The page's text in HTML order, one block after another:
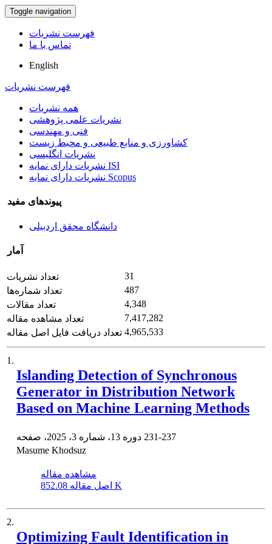
Toggle navigation
فهرست نشریات
تماس با ما
English
فهرست نشریات
همه نشریات
نشریات علمی پژوهشی
فنی و مهندسی
کشاورزی و منابع طبیعی و محیط زیست
نشریات انگلیسی
نشریات دارای نمایه ISI
نشریات دارای نمایه Scopus
پیوندهای مفید
دانشگاه محقق اردبیلی
آمار
تعداد نشریات
31
تعداد شماره‌ها
487
تعداد مقالات
4,348
تعداد مشاهده مقاله
7,417,282
تعداد دریافت فایل اصل مقاله 4,965,533
1.
Islanding Detection of Synchronous
Generator in Distribution Network
Based on Machine Learning Methods
231-237
Masume Khodsuz
مشاهده مقاله
اصل مقاله 852.08 K
2.
Optimizing Fault Identification in